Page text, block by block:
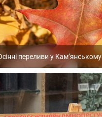
переливи у Кам’янському